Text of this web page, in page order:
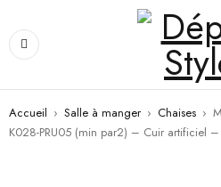
Accueil › Salle à manger › Chaises ›
K028-PRU05 (min par2) – Cuir artificiel